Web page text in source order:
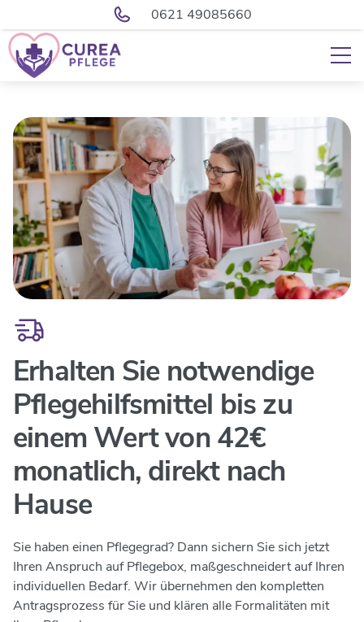
0621 49085660
Erhalten Sie notwendige
Pflegehilfsmittel biszu
einem Wert von 42€
monatlich, direkt nach
Hause
Sie haben einen Pflegegrad? Dann sichern Sie sich jetzt
Ihren Anspruch auf Pflegebox, maßgeschneidert auf Ihren
individuellen Bedarf. Wir übernehmen den kompletten
Antragsprozess für Sie und klären alle Formalitäten mit